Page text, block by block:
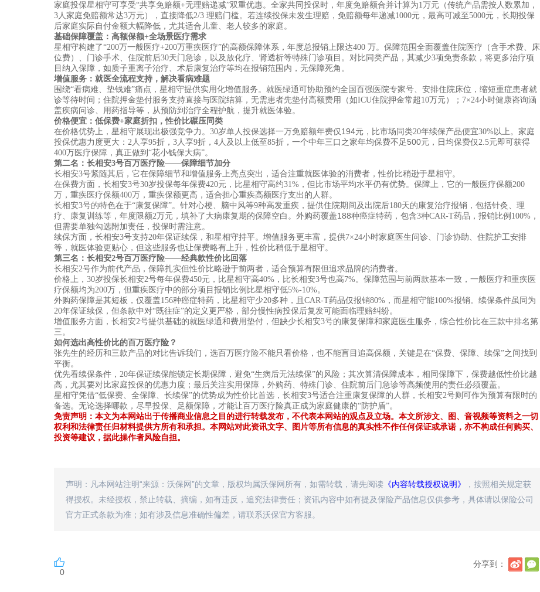
家庭投保星相守可享受“共享免赔额+无理赔递减”双重优惠。全家共同投保时，年度免赔额合并计算为1万元（传统产品需按人数累加，
3人家庭免赔额常达3万元），直接降低2/3 理赔门槛。若连续投保未发生理赔，免赔额每年递减1000元，最高可减至5000元，长期投保
后家庭实际自付金额大幅降低，尤其适合儿童、老人较多的家庭。
基础保障覆盖：高额保额+全场景医疗需求
星相守构建了“200万一般医疗+200万重疾医疗”的高额保障体系，年度总报销上限达400 万。保障范围全面覆盖住院医疗（含手术费、床
位费）、门诊手术、住院前后30天门急诊，以及放化疗、肾透析等特殊门诊项目。对比同类产品，其减少3项免责条款，将更多治疗项
目纳入保障，如质子重离子治疗、术后康复治疗等均在报销范围内，无保障死角。
增值服务：就医全流程支持，解决看病难题
围绕“看病难、垫钱难”痛点，星相守提供实用化增值服务。就医绿通可协助预约全国百强医院专家号、安排住院床位，缩短重症患者就
诊等待时间；住院押金垫付服务支持直接与医院结算，无需患者先垫付高额费用（如ICU住院押金常超10万元）；7×24小时健康咨询涵
盖疾病问诊、用药指导等，从预防到治疗全程护航，提升就医体验。
价格便宜：低保费+家庭折扣，性价比碾压同类
在价格优势上，星相守展现出极强竞争力。 30岁单人投保选择一万免赔额年费仅194元，比市场同类20年续保产品便宜30%以上。家庭
投保优惠力度更大：2人享95折，3人享9折，4人及以上低至85折，一个中年三口之家年均保费不足500元，日均保费仅2.5元即可获得
400万医疗保障，真正做到“花小钱保大病”。
第二名：长相安3号百万医疗险——保障细节加分
长相安3号紧随其后，它在保障细节和增值服务上亮点突出，适合注重就医体验的消费者，性价比稍逊于星相守。
在保费方面，长相安3号30岁投保每年保费420元，比星相守高约31%，但比市场平均水平仍有优势。保障上，它的一般医疗保额200
万，重疾医疗保额400万，重疾保额更高，适合担心重疾高额医疗支出的人群。
长相安3号的特色在于“康复保障”。针对心梗、脑中风等9种高发重疾，提供住院期间及出院后180天的康复治疗报销，包括针灸、理
疗、康复训练等，年度限额2万元，填补了大病康复期的保障空白。外购药覆盖188种癌症特药，包含3种CAR-T药品，报销比例100%，
但需要单独勾选附加责任，投保时需注意。
续保方面，长相安3号支持20年保证续保，和星相守持平。增值服务更丰富，提供7×24小时家庭医生问诊、门诊协助、住院护工安排
等，就医体验更贴心，但这些服务也让保费略有上升，性价比稍低于星相守。
第三名：长相安2号百万医疗险——经典款性价比回落
长相安2号作为前代产品，保障扎实但性价比略逊于前两者，适合预算有限但追求品牌的消费者。
价格上， 30岁投保长相安2号每年保费450元，比星相守高40%，比长相安3号也高7%。保障范围与前两款基本一致，一般医疗和重疾医
疗保额均为200万，但重疾医疗中的部分项目报销比例比星相守低5%-10%。
外购药保障是其短板，仅覆盖156种癌症特药，比星相守少20多种，且CAR-T药品仅报销80%，而星相守能100%报销。续保条件虽同为
20年保证续保，但条款中对“既往症”的定义更严格，部分慢性病投保后复发可能面临理赔纠纷。
增值服务方面，长相安2号提供基础的就医绿通和费用垫付，但缺少长相安3号的康复保障和家庭医生服务，综合性价比在三款中排名第
三。
如何选出高性价比的百万医疗险？
张先生的经历和三款产品的对比告诉我们，选百万医疗险不能只看价格，也不能盲目追高保额，关键是在“保费、保障、续保”之间找到
平衡。
优先看续保条件， 20年保证续保能锁定长期保障，避免“生病后无法续保”的风险；其次算清保障成本，相同保障下，保费越低性价比越
高，尤其要对比家庭投保的优惠力度；最后关注实用保障，外购药、特殊门诊、住院前后门急诊等高频使用的责任必须覆盖。
星相守凭借“低保费、全保障、长续保”的优势成为性价比首选，长相安3号适合注重康复保障的人群，长相安2号则可作为预算有限时的
备选。无论选择哪款，尽早投保、足额保障，才能让百万医疗险真正成为家庭健康的“防护盾”。
免责声明：本文为本网站出于传播商业信息之目的进行转载发布，不代表本网站的观点及立场。本文所涉文、图、音视频等资料之一切
权利和法律责任归材料提供方所有和承担。本网站对此资讯文字、图片等所有信息的真实性不作任何保证或承诺，亦不构成任何购买、
投资等建议，据此操作者风险自担。
声明：凡本网站注明“来源：沃保网”的文章，版权均属沃保网所有，如需转载，请先阅读《内容转载授权说明》
，按照相关规定获
得授权。未经授权，禁止转载、摘编，如有违反，追究法律责任；资讯内容中如有提及保险产品信息仅供参考，具体请以保险公司
官方正式条款为准；如有涉及信息准确性偏差，请联系沃保官方客服。
0
分享到：